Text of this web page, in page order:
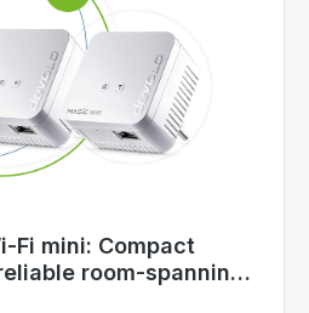
Fi mini: Compact
room-spanning